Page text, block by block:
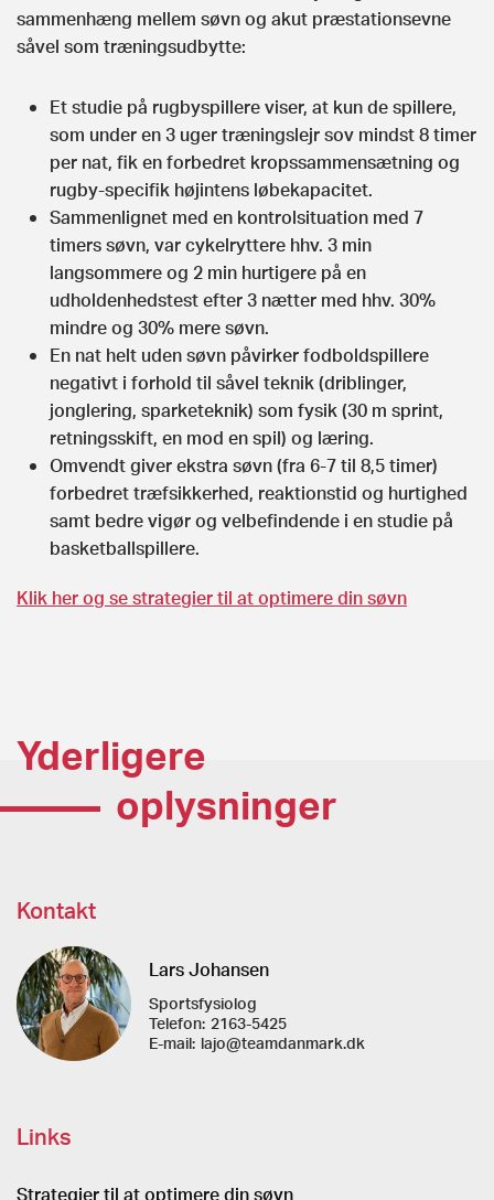
sammenhæng mellem søvn og akut præstationsevne
såvel som træningsudbytte:
Et studie på rugbyspillere viser, at kun de spillere,
som under en 3 uger træningslejr sov mindst 8 timer
per nat, fik en forbedret kropssammensætning og
rugby-specifik højintens løbekapacitet.
Sammenlignet med en kontrolsituation med 7
timers søvn, var cykelryttere hhv. 3 min
langsommere og 2 min hurtigere på en
udholdenhedstest efter 3 nætter med hhv. 30%
mindre og 30% mere søvn.
En nat helt uden søvn påvirker fodboldspillere
negativt i forhold til såvel teknik (driblinger,
jonglering, sparketeknik) som fysik (30 m sprint,
retningsskift, en mod en spil) og læring.
Omvendt giver ekstra søvn (fra 6-7 til 8,5 timer)
forbedret træfsikkerhed, reaktionstid og hurtighed
samt bedre vigør og velbefindende i en studie på
basketballspillere.
Klik her og se strategier til at optimere din søvn
Yderligere
oplysninger
Kontakt
Lars Johansen
Sportsfysiolog
Telefon: 2163-5425
E-mail: lajo@teamdanmark.dk
Links
Strategier til at optimere din søvn